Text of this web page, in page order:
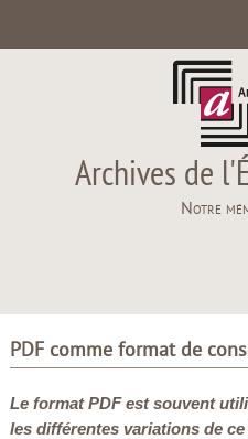
Archives de
Notre
PDF comme format de
Le format PDF est souvent
les différentes variations de